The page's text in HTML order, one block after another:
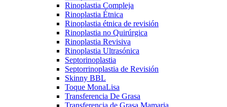
Rinoplastia Compleja
Rinoplastia Étnica
Rinoplastia étnica de revisión
Rinoplastia no Quirúrgica
Rinoplastia Revisiva
Rinoplastia Ultrasónica
Septorinoplastia
Septorrinoplastia de Revisión
Skinny BBL
Toque MonaLisa
Transferencia De Grasa
Transferencia de Grasa Mamaria